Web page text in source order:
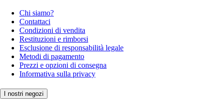
Chi siamo?
Contattaci
Condizioni di vendita
Restituzioni e rimborsi
Esclusione di responsabilità legale
Metodi di pagamento
Prezzi e opzioni di consegna
Informativa sulla privacy
I nostri negozi